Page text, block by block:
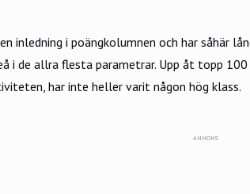
i poängkolumnen och har såhär
i de allra flesta parametrar. Upp åt topp
har inte heller varit någon hög klass.
ANNONS